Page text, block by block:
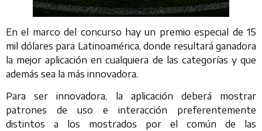
En el marco del concurso hay un premio especial de 15
mil dólares para Latinoamérica, donde resultará ganadora
la mejor aplicación en cualquiera de las categorías y que
además sea la más innovadora.
Para ser innovadora, la aplicación deberá mostrar
patrones de uso e interacción preferentemente
distintos a los mostrados por el común de las